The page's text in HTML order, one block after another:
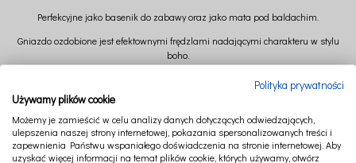
Perfekcyjne jako basenik do zabawy oraz jako mata pod baldachim.
Gniazdo ozdobione jest efektownymi frędzlami nadającymi charakteru w stylu
boho.
Po rozpięciu zamka i wyjęciu materacyka oraz poduszki, pokrowiec pierzemy w
Średnica 90 cm (+/-)
Wysokość 14,5 cm (+/-)
Polityka prywatności
Używamy plików cookie
Możemy je zamieścić w celu analizy danych dotyczących odwiedzających,
ulepszenia naszej strony internetowej, pokazania spersonalizowanych treści i
zapewnienia Państwu wspaniałego doświadczenia na stronie internetowej. Aby
uzyskać więcej informacji na temat plików cookie, których używamy, otwórz